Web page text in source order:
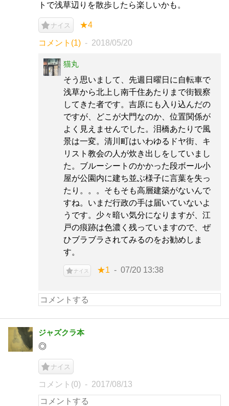
トで浅草辺りを散歩したら楽しいかも。
ナイス ★4
コメント(1) 2018/05/20
猫丸
そう思いまして、先週日曜日に自転車で
浅草から北上し南千住あたりまで街観察
してきた者です。吉原にも入り込んだの
ですが、どこが大門なのか、位置関係が
よく見えませんでした。泪橋あたりで風
景は一変。清川町はいわゆるドヤ街、キ
リスト教会の人が炊き出しをしていまし
た。ブルーシートのかかった段ボール小
屋が公園内に建ち並ぶ様子に言葉を失っ
たり。。。そもそも高層建築がないんで
すね。いまだ行政の手は届いていないよ
うです。少々暗い気分になりますが、江
戸の痕跡は色濃く残っていますので、ぜ
ひブラブラされてみるのをお勧めしま
す。
ナイス ★1 07/20 13:38
ジャズクラ本
◎
ナイス
コメント(0) 2017/08/13